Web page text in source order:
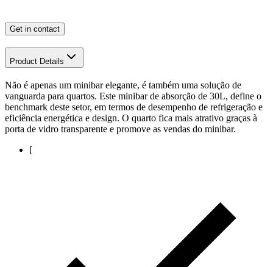
Get in contact
Product Details
Não é apenas um minibar elegante, é também uma solução de
vanguarda para quartos. Este minibar de absorção de 30L, define o
benchmark deste setor, em termos de desempenho de refrigeração e
eficiência energética e design. O quarto fica mais atrativo graças à
porta de vidro transparente e promove as vendas do minibar.
[